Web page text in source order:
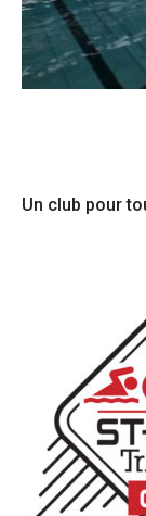
Un club pour